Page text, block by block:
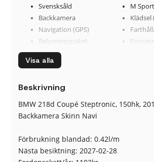
Svensksåld
M Sport
Backkamera
Klädsel
Navigation (GPS)
Belysningspaket
M Sportfjädring
BMW Individual högglans
M Sportchassis
M Lädersportratt
Keyless Nyckelfri Start
Broms-assistans
Elhissar (fram)
Euro 6
Visa alla
Beskrivning
BMW 218d Coupé Steptronic, 150hk,
Backkamera Skinn Navi
Förbrukning blandad: 0.42l/m
Nästa besiktning: 2027-02-28